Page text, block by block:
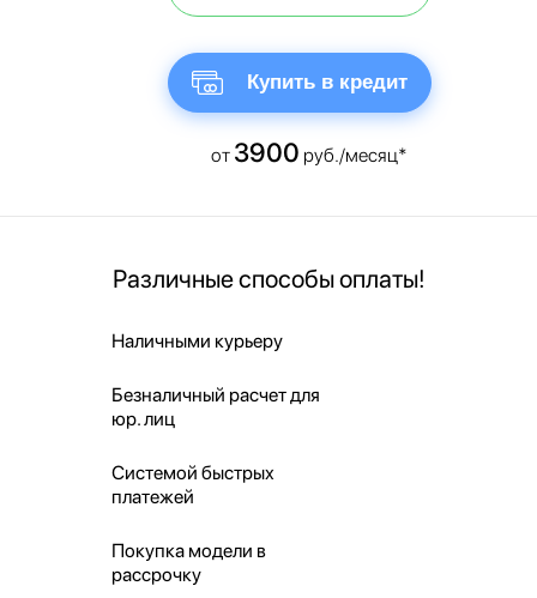
Купить в кредит
от 3900 руб./месяц*
Различные способы оплаты!
Наличными курьеру
Безналичный расчет для
юр. лиц
Системой быстрых
платежей
Покупка модели в
рассрочку